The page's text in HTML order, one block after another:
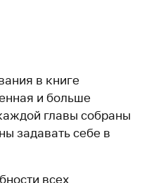
в книге
и больше
главы собраны
задавать себе в
всех